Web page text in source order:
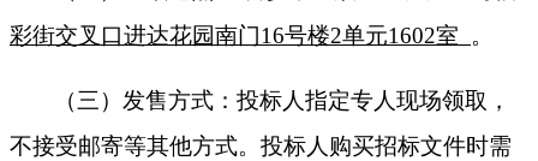
彩街交叉口进达花园南门16号楼2单元1602室 。
（三 ）发售方式：投标人指定专人现场领取，
不接受邮寄等其他方式。投标人购买招标文件时需